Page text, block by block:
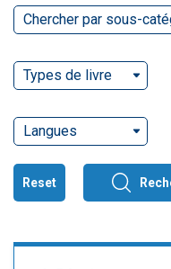
Chercher par sous-
Types de livre
Langues
Reset